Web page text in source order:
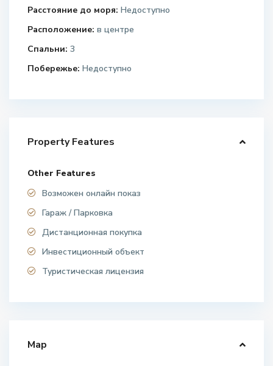
Расстояние до моря: Недоступно
Расположение: в центре
Спальни: 3
Побережье: Недоступно
Property Features
Other Features
Возможен онлайн показ
Гараж / Парковка
Дистанционная покупка
Инвестиционный объект
Туристическая лицензия
Map